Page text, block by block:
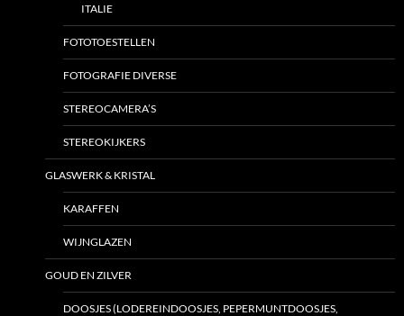
ITALIE
FOTOTOESTELLEN
FOTOGRAFIE DIVERSE
STEREOCAMERA’S
STEREOKIJKERS
GLASWERK & KRISTAL
KARAFFEN
WIJNGLAZEN
GOUD EN ZILVER
DOOSJES (LODEREINDOOSJES, PEPERMUNTDOOSJES,